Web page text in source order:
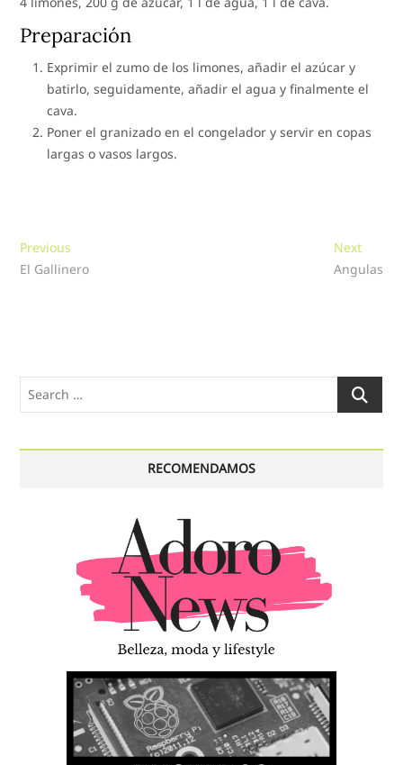
Preparación
Exprimir el zumo de los limones, añadir el azúcar y
batirlo, seguidamente, añadir el agua y finalmente el
cava.
Poner el granizado en el congelador y servir en copas
largas o vasos largos.
Navegación
de
Previous
post:
El Gallinero
NextNext
post:
Angulas
Search
RECOMENDAMOS